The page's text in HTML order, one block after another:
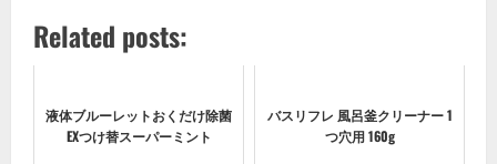
Related posts:
液体ブルーレットおくだけ除菌
EXつけ替スーパーミント
バスリフレ 風呂釜クリーナー 1
つ穴用 160g